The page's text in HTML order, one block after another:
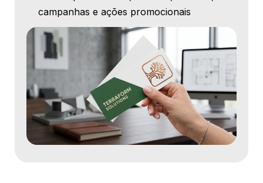
campanhas e ações promocionais